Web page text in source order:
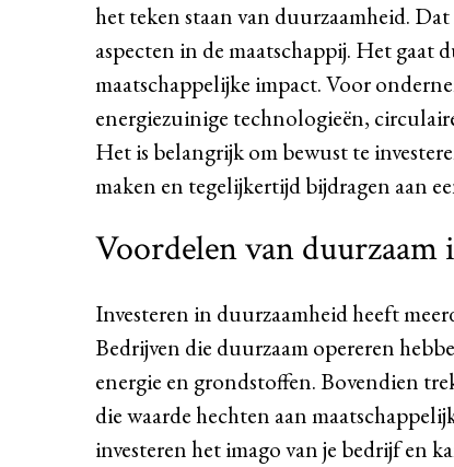
het teken staan van duurzaamheid.
aspecten in de maatschappij. Het gaat
maatschappelijke impact. Voor
energiezuinige technologieën,
Het is belangrijk om bewust te
maken en tegelijkertijd bijdragen aan
Voordelen van duurzaam
Investeren in duurzaamheid heeft
Bedrijven die duurzaam opereren
energie en grondstoffen. Bovendien
die waarde hechten aan
investeren het imago van je bedrijf en